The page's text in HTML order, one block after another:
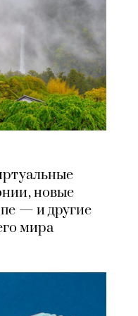
новые
— и другие
мира